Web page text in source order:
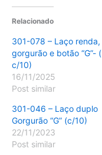
Relacionado
301-078 – Laço renda,
gorgurão e botão “G”- (
c/10)
16/11/2025
Post similar
301-046 – Laço duplo
Gorgurão “G” (c/10)
22/11/2023
Post similar